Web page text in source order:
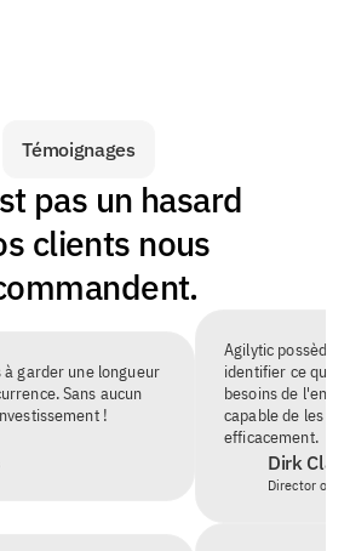
Témoignages
pas un hasard
clients nous
à garder une longueur
Sans aucun
!
Agilytic possède
identifier ce qui
besoins de
capable de les
efficacement.
Dirk
Director of BI